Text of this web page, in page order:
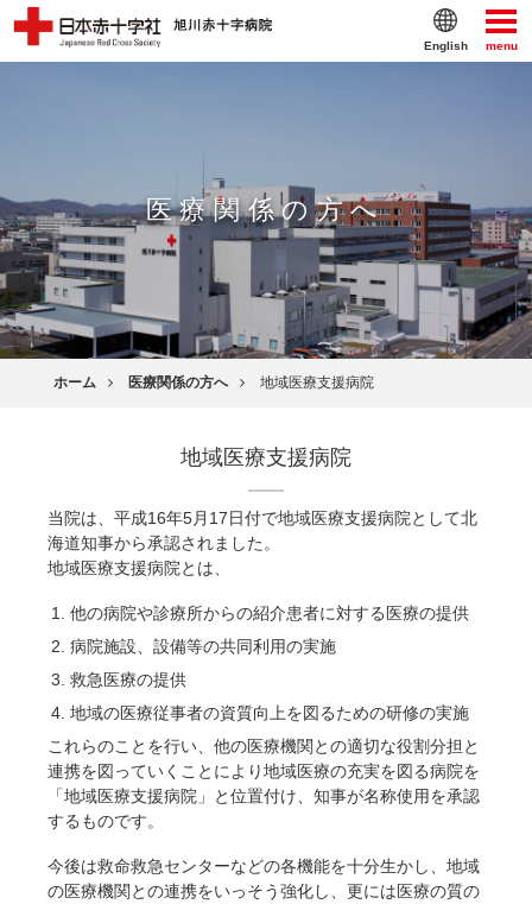
menu
English
医療関係の方へ
ホーム 医療関係の方へ 地域医療支援病院
地域医療支援病院
当院は、平成16年5月17日付で地域医療支援病院として北
海道知事から承認されました。
地域医療支援病院とは、
他の病院や診療所からの紹介患者に対する医療の提供
病院施設、設備等の共同利用の実施
救急医療の提供
地域の医療従事者の資質向上を図るための研修の実施
これらのことを行い、他の医療機関との適切な役割分担と
連携を図っていくことにより地域医療の充実を図る病院を
「地域医療支援病院」と位置付け、知事が名称使用を承認
するものです。
今後は救命救急センターなどの各機能を十分生かし、地域
の医療機関との連携をいっそう強化し、更には医療の質の